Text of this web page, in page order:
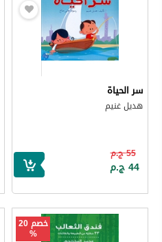
سر الحياة
هديل غنيم
55 ج.م
44 ج.م
خصم 20
%